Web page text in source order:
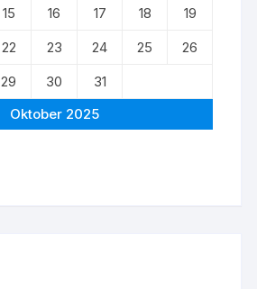
Oktober 2025
15 16 17 18
19
22 23 24 25
26
29 30 31